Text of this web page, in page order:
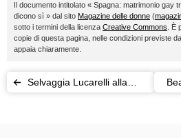
Il documento intitolato « Spagna: matrimonio gay
dicono sì » dal sito Magazine delle donne (
sotto i termini della licenza Creative Commons .
copie di questa pagina, nelle condizioni previste
appaia chiaramente.
Selvaggia Lucarelli alla